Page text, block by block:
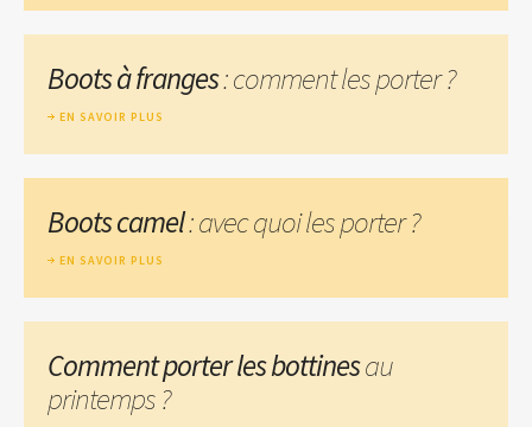
Boots à franges: comment les porter ?
EN SAVOIR PLUS
Boots camel: avec quoi les porter ?
EN SAVOIR PLUS
Comment porter les bottinesau
printemps ?